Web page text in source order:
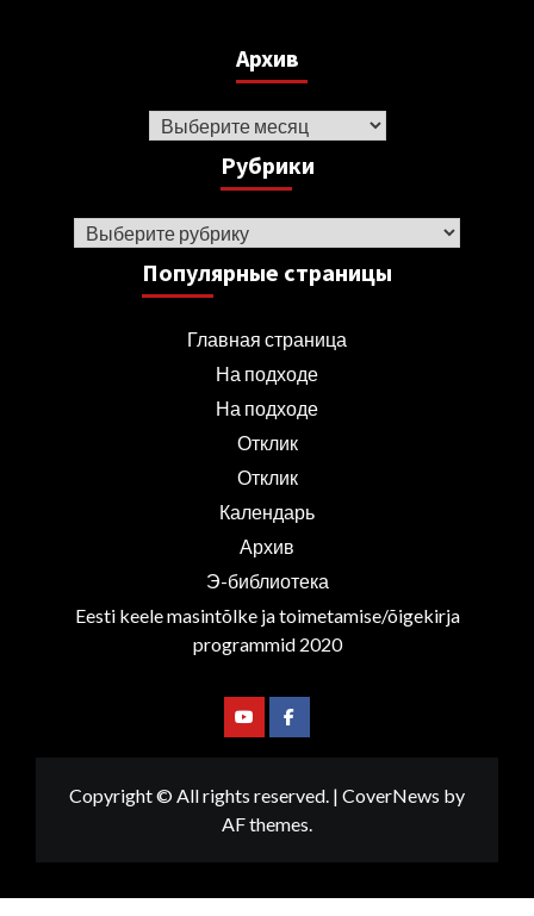
Архив
Архив
Рубрики
Рубрики
Популярные страницы
Главная страница
На подходе
На подходе
Отклик
Отклик
Календарь
Архив
Э-библиотека
Eesti keele masintõlke ja toimetamise/õigekirja
programmid 2020
YoutubeFacebook
Copyright © All rights reserved. | CoverNews by
AF themes.